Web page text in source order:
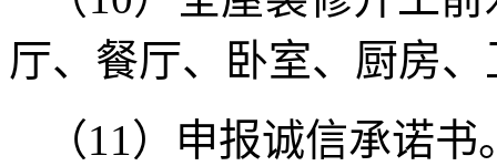
厅、餐厅、卧室、厨房
（11）申报诚信承诺书